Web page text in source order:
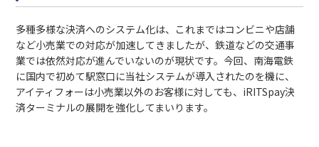
多種多様な決済へのシステム化は、これまではコンビニや店舗
など小売業での対応が加速してきましたが、鉄道などの交通事
業では依然対応が進んでいないのが現状です。今回、南海電鉄
に国内で初めて駅窓口に当社システムが導入されたのを機に、
アイティフォーは小売業以外のお客様に対しても、iRITSpay決
済ターミナルの展開を強化してまいります。